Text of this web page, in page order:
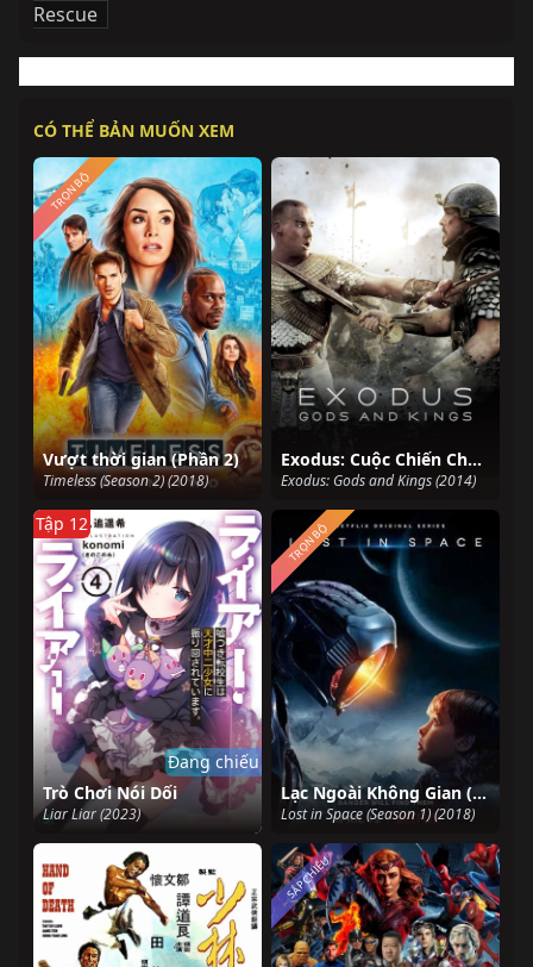
Rescue
CÓ THỂ BẢN MUỐN XEM
Vượt thời gian (Phần 2)
Timeless (Season 2) (2018)
TRỌN BỘ
Exodus: Cuộc Chiến Chống Pharaoh
Exodus: Gods and Kings (2014)
Trò Chơi Nói Dối
Liar Liar (2023)
Tập 12
Đang chiếu
Lạc Ngoài Không Gian (Phần 1)
Lost in Space (Season 1) (2018)
TRỌN BỘ
SẮP CHIẾU